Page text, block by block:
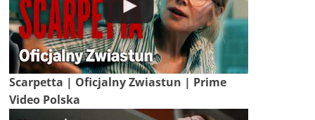
Scarpetta | Oficjalny Zwiastun | Prime
Video Polska